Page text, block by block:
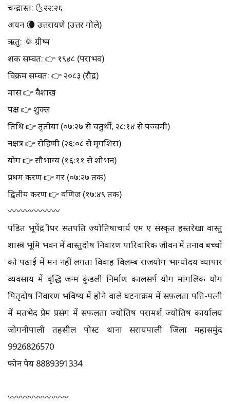
चन्द्रास्त: 🌜२२:२६
अयन 🌘 उत्तरायणे (उत्तर गोले)
ऋतु: 🌞 ग्रीष्म
शक सम्वत: 👉 १९४८ (पराभव)
विक्रम सम्वत: 👉 २०८३ (रौद्र)
मास 👉 वैशाख
पक्ष 👉 शुक्ल
तिथि 👉 तृतीया (०७:२७ से चतुर्थी, २८:१४ से पञ्चमी)
नक्षत्र 👉 रोहिणी (२६:०८ से मृगशिरा)
योग 👉 सौभाग्य (१६:११ से शोभन)
प्रथम करण 👉 गर (०७:२७ तक)
द्वितीय करण 👉 वणिज (१७:४९ तक)
〰️〰️〰️〰️〰️〰️
पंडित भूपेंद्र श्रीधर सतपति ज्योतिषाचार्य एम ए संस्कृत हस्तरेखा वास्तु
शास्त्र भूमि भवन में वास्तुदोष निवारण पारिवारिक जीवन में तनाव बच्चों
को पढ़ाई में मन नहीं लगता विवाह विलम्ब राजयोग भाग्योदय व्यापार
व्यवसाय में वृद्धि जन्म कुंडली निर्माण कालसर्प योग मांगलिक योग
पितृदोष निवारण भविष्य में होने वाले घटनाक्रम में सफ़लता पति-पत्नी
में मतभेद प्रेम प्रसंग में सफलता ज्योतिष परामर्श ज्योतिष कार्यालय
जोगनीपाली तहसील पोस्ट थाना सरायपाली जिला महासमुंद
9926826570
फोन पेय 8889391334
〰️〰️〰️〰️〰️〰️〰️